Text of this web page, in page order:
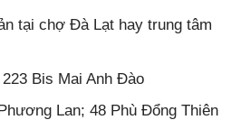
tại chợ Đà Lạt hay trung tâm
Bis Mai Anh Đào
Lan; 48 Phù Đổng Thiên